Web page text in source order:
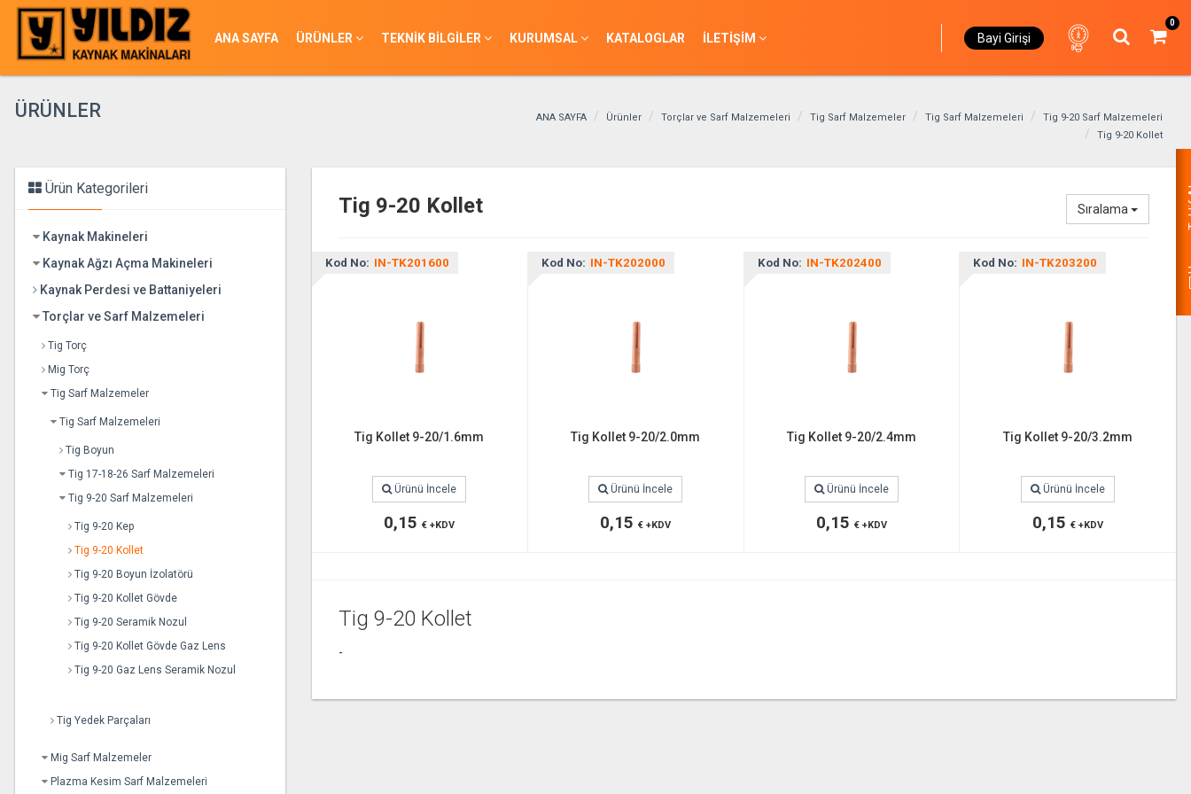
Bayi Girişi
0
ANA SAYFA ÜRÜNLER TEKNİK BİLGİLER KURUMSAL KATALOGLAR İLETİŞİM
ÜRÜNLER ANA SAYFA Ürünler Torçlar ve Sarf Malzemeleri Tig Sarf Malzemeler Tig Sarf Malzemeleri
Tig 9-20 Sarf Malzemeleri
Tig 9-20 Kollet
Ürün Kategorileri
Kaynak Makineleri
Kaynak Ağzı Açma Makineleri
Kaynak Perdesi ve Battaniyeleri
Torçlar ve Sarf Malzemeleri
Tig Torç
Mig Torç
Tig Sarf Malzemeler
Tig Sarf Malzemeleri
Tig Boyun
Tig 17-18-26 Sarf Malzemeleri
Tig 9-20 Sarf Malzemeleri
Tig 9-20 Kep
Tig 9-20 Kollet
Tig 9-20 Boyun İzolatörü
Tig 9-20 Kollet Gövde
Tig 9-20 Seramik Nozul
Tig 9-20 Kollet Gövde Gaz Lens
Tig 9-20 Gaz Lens Seramik Nozul
Tig Yedek Parçaları
Mig Sarf Malzemeler
Plazma Kesim Sarf Malzemeleri
Tig 9-20 Kollet Sıralama
Kod No: IN-TK201600
Tig Kollet 9-20/1.6mm
Ürünü İncele
0,15€ +KDV
Kod No: IN-TK202000
Tig Kollet 9-20/2.0mm
Ürünü İncele
0,15€ +KDV
Kod No: IN-TK202400
Tig Kollet 9-20/2.4mm
Ürünü İncele
0,15 € +KDV
Kod No: IN-TK203200
Tig Kollet 9-20/3.2mm
Ürünü İncele
0,15€ +KDV
Tig 9-20 Kollet
-